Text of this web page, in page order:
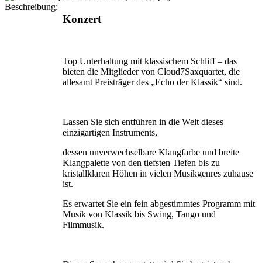
Beschreibung:
Konzert
Top Unterhaltung mit klassischem Schliff – das
bieten die Mitglieder von Cloud7Saxquartet, die
allesamt Preisträger des „Echo der Klassik“ sind.
Lassen Sie sich entführen in die Welt dieses
einzigartigen Instru­ments,
dessen unverwechselbare Klangfarbe und breite
Klangpalette von den tiefsten Tiefen bis zu
kristallklaren Höhen in vielen Musikgenres zuhause
ist.
Es erwartet Sie ein fein abgestimmtes Programm mit
Musik von Klassik bis Swing, Tango und
Filmmusik.